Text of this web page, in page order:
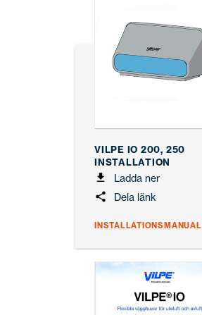
VILPE IO 200, 250
INSTALLATION
Ladda ner
Dela länk
INSTALLATIONSMANUAL